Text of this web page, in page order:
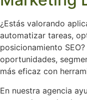
¿Estás valorando
automatizar tareas,
posicionamiento
oportunidades,
más eficaz con
En nuestra agencia